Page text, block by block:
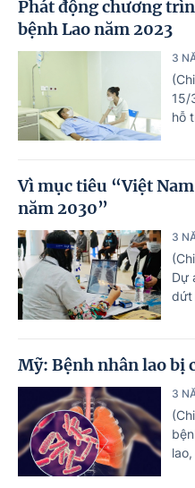
Phát động chương
bệnh Lao năm 2023
3
15/
hỗ
Vì mục tiêu “Việt
năm 2030”
3
Dự
dứt
Mỹ: Bệnh nhân lao bị
3